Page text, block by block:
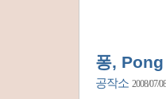
퐁, Pong
공작소 2008/07/